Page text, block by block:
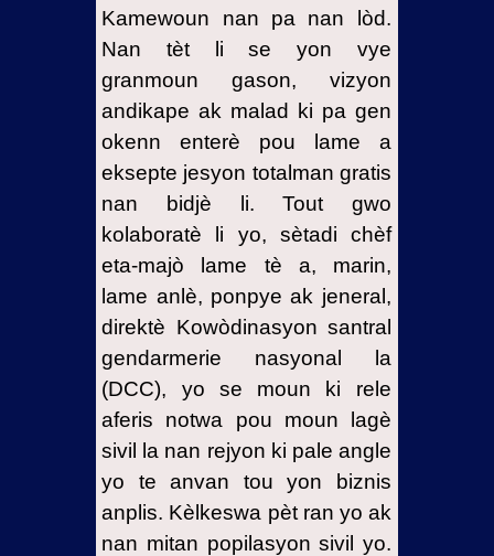
Kamewoun nan pa nan lòd.
Nan tèt li se yon vye
granmoun gason, vizyon
andikape ak malad ki pa gen
okenn enterè pou lame a
eksepte jesyon totalman gratis
nan bidjè li. Tout gwo
kolaboratè li yo, sètadi chèf
eta-majò lame tè a, marin,
lame anlè, ponpye ak jeneral,
direktè Kowòdinasyon santral
gendarmerie nasyonal la
(DCC), yo se moun ki rele
aferis notwa pou moun lagè
sivil la nan rejyon ki pale angle
yo te anvan tou yon biznis
anplis. Kèlkeswa pèt ran yo ak
nan mitan popilasyon sivil yo.